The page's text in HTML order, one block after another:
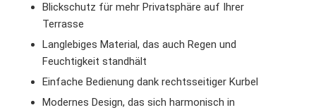
Blickschutz für mehr Privatsphäre auf Ihrer
Terrasse
Langlebiges Material, das auch Regen und
Feuchtigkeit standhält
Einfache Bedienung dank rechtsseitiger Kurbel
Modernes Design, das sich harmonisch in